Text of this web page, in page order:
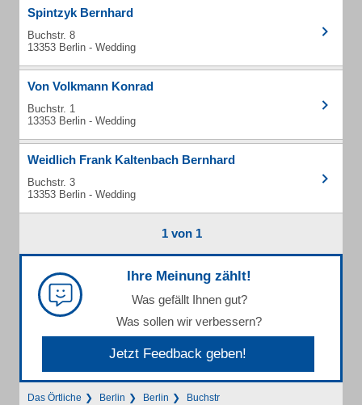
Spintzyk Bernhard
Buchstr. 8
13353 Berlin - Wedding
Von Volkmann Konrad
Buchstr. 1
13353 Berlin - Wedding
Weidlich Frank Kaltenbach Bernhard
Buchstr. 3
13353 Berlin - Wedding
1 von 1
Ihre Meinung zählt!
Was gefällt Ihnen gut?
Was sollen wir verbessern?
Jetzt Feedback geben!
Das Örtliche Berlin Berlin Buchstr